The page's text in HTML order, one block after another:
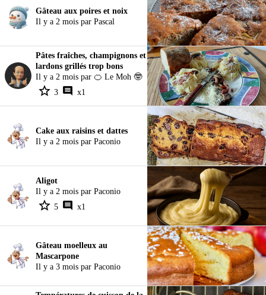
Gâteau aux poires et noix
Il y a 2 mois par Pascal
Pâtes fraîches, champignons et
lardons grillés trop bons
Il y a 2 mois par 🍊 Le Moh 🤓
3
x1
Cake aux raisins et dattes
Il y a 2 mois par Paconio
Aligot
Il y a 2 mois par Paconio
5
x1
Gâteau moelleux au
Mascarpone
Il y a 3 mois par Paconio